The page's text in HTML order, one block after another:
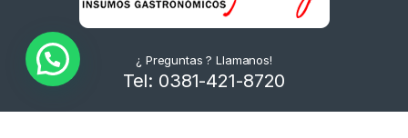
¿ Preguntas ? Llamanos!
Tel: 0381-421-8720